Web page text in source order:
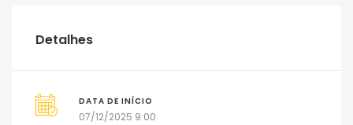
Detalhes
DATA DE INÍCIO
07/12/2025 9:00